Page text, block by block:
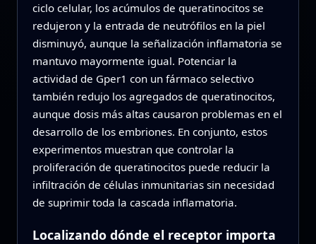
ciclo celular, los acúmulos de queratinocitos se
redujeron y la entrada de neutrófilos en la piel
disminuyó, aunque la señalización inflamatoria se
mantuvo mayormente igual. Potenciar la
actividad de Gper1 con un fármaco selectivo
también redujo los agregados de queratinocitos,
aunque dosis más altas causaron problemas en el
desarrollo de los embriones. En conjunto, estos
experimentos muestran que controlar la
proliferación de queratinocitos puede reducir la
infiltración de células inmunitarias sin necesidad
de suprimir toda la cascada inflamatoria.
Localizando dónde el receptor importa